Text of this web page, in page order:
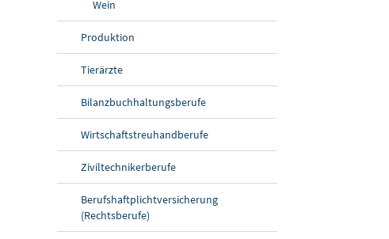
Wein
Produktion
Tierärzte
Bilanzbuchhaltungsberufe
Wirtschaftstreuhandberufe
Ziviltechnikerberufe
Berufshaftplichtversicherung
(Rechtsberufe)